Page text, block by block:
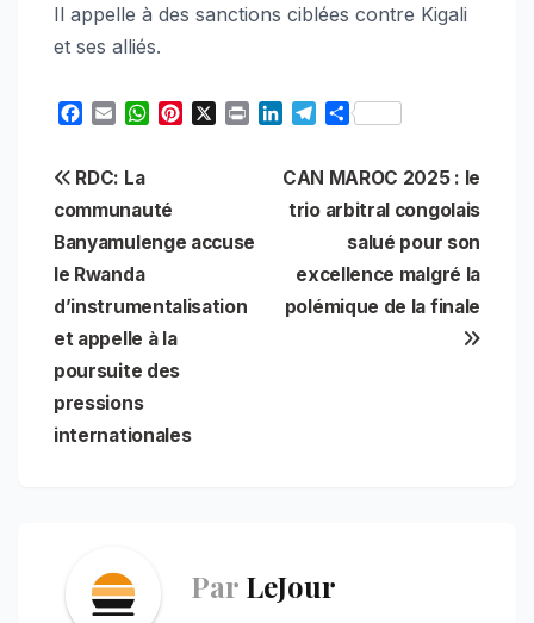
Il appelle à des sanctions ciblées contre Kigali
et ses alliés.
e
b
o
o
k
i
l
W
s
A
p
r
e
t
k
e
e
g
m
S
r
e
Navigation
de
l’article
CAN MAROC 2025 : le
trio arbitral congolais
salué pour son
excellence malgré la
polémique de la finale
RDC: La
communauté
Banyamulenge accuse
le Rwanda
d’instrumentalisation
et appelle à la
poursuite des
pressions
internationales
Par LeJour